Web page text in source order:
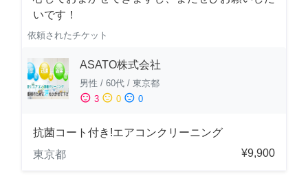
いです！
依頼されたチケット
ASATO株式会社
男性 / 60代 / 東京都
sentiment_satisfied 3 sentiment_neutral 0 sentiment_dissatisfied 0
抗菌コート付き!エアコンクリーニング
東京都
¥9,900